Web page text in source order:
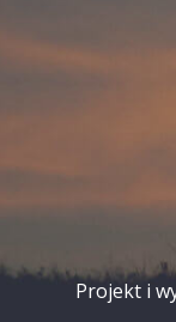
Projekt i